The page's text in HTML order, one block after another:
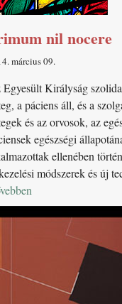
nil nocere
március 09
Királyság
a páciens áll, és a
és az orvosok, az
egészségi
ellenében
módszerek és új